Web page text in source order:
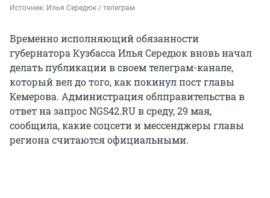
Источник: Илья Середюк / телеграм
Временно исполняющий обязанности
губернатора Кузбасса Илья Середюк вновь начал
делать публикации в своем телеграм-канале,
который вел до того, как покинул пост главы
Кемерова. Администрация облправительства в
ответ на запрос NGS42.RU в среду, 29 мая,
сообщила, какие соцсети и мессенджеры главы
региона считаются официальными.